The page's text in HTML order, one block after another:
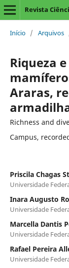
Revista
Início / Arquivos
Riqueza
Araras,
Richness and
Campus,
Priscila Chagas
Universidade
Inara Augusto
Universidade
Marcella Dantis
Universidade
Rafael Pereira
Universidade